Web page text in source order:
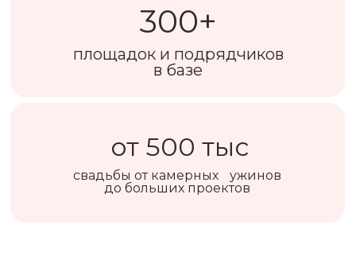
300+
площадок и подрядчиков
в базе
свадьбы от камерных ужинов
до больших проектов
от 500 тыс